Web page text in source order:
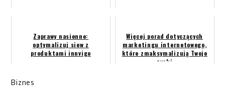
Zaprawy nasienne:
optymalizuj siew z
produktami innvigo
Więcej porad dotyczących
marketingu internetowego,
które zmaksymalizują Twoje
zyski
Biznes